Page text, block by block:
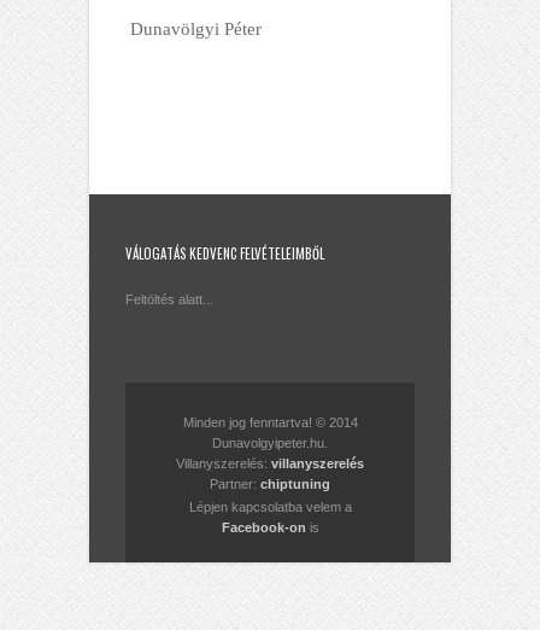
Dunavölgyi Péter
VÁLOGATÁS KEDVENC FELVÉTELEIMBŐL
Feltöltés alatt...
Minden jog fenntartva! © 2014
Dunavolgyipeter.hu.
Villanyszerelés: villanyszerelés
Partner: chiptuning
Lépjen kapcsolatba velem a
Facebook-on is